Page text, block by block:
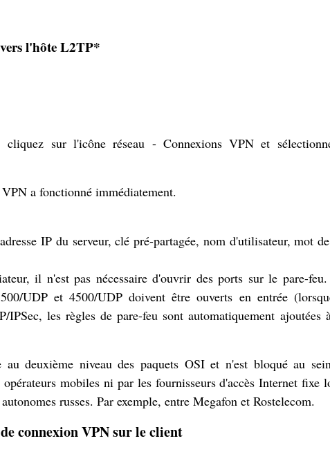
l'hôte L2TP*
cliquez sur l'icône réseau - Connexions VPN et
a fonctionné immédiatement.
IP du serveur, clé pré-partagée, nom d'utilisateur, mot de
il n'est pas nécessaire d'ouvrir des ports sur le pare-
UDP et 4500/UDP doivent être ouverts en entrée
les règles de pare-feu sont automatiquement ajoutées
deuxième niveau des paquets OSI et n'est bloqué au
mobiles ni par les fournisseurs d'accès Internet fixe
russes. Par exemple, entre Megafon et Rostelecom.
connexion VPN sur le client